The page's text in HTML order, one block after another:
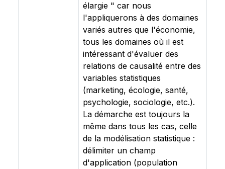
élargie " car nous
l'appliquerons à des domaines
variés autres que l'économie,
tous les domaines où il est
intéressant d'évaluer des
relations de causalité entre des
variables statistiques
(marketing, écologie, santé,
psychologie, sociologie, etc.).
La démarche est toujours la
même dans tous les cas, celle
de la modélisation statistique :
délimiter un champ
d'application (population